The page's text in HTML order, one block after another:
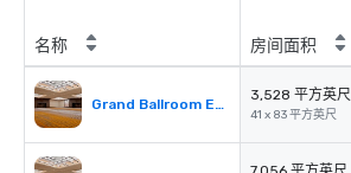
名称 房间面积
Grand Ballroom East or West
3,528 平方英尺
41 x 83 平方英尺